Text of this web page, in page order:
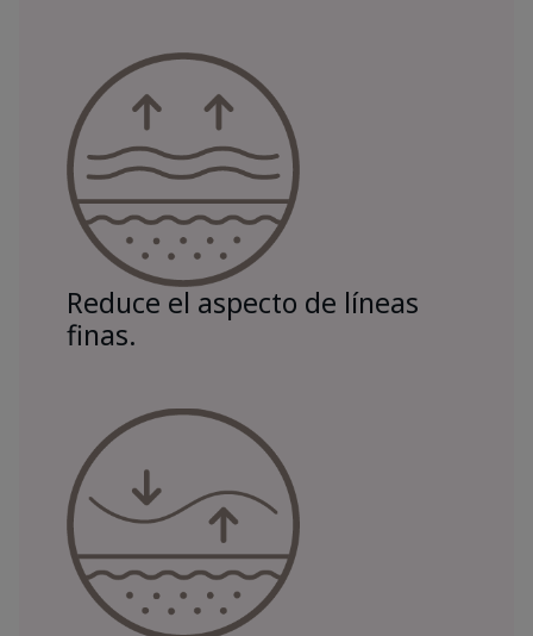
Reduce el aspecto de líneas
finas.